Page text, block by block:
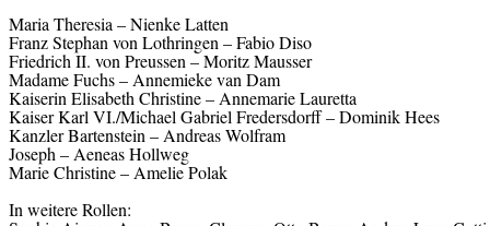
Maria Theresia – Nienke Latten
Franz Stephan von Lothringen – Fabio Diso
Friedrich II. von Preussen – Moritz Mausser
Madame Fuchs – Annemieke van Dam
Kaiserin Elisabeth Christine – Annemarie Lauretta
Kaiser Karl VI./Michael Gabriel Fredersdorff – Dominik Hees
Kanzler Bartenstein – Andreas Wolfram
Joseph – Aeneas Hollweg
Marie Christine – Amelie Polak
In weitere Rollen: